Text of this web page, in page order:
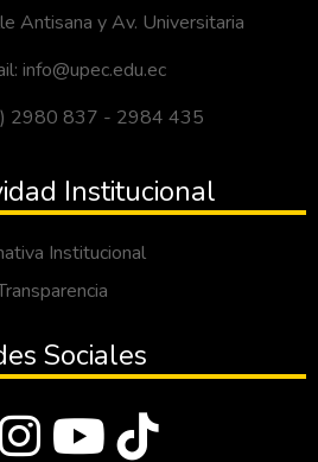
Antisana y Av. Universitaria
info@upec.edu.ec
2980 837 - 2984 435
Institucional
Institucional
Sociales